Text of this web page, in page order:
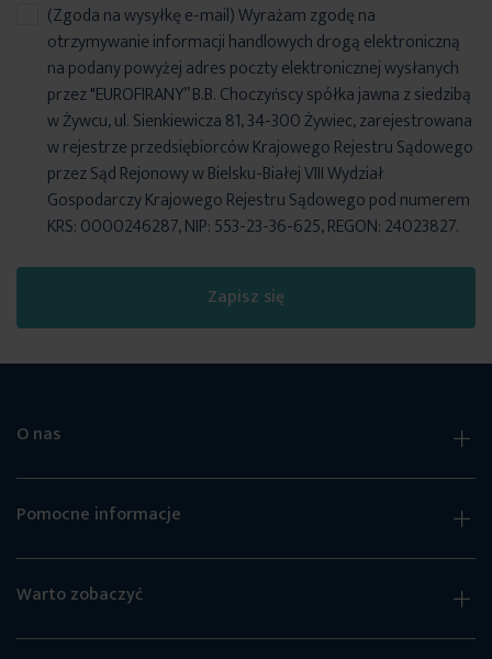
Zapisz się
(Zgoda na wysyłkę e-mail) Wyrażam zgodę na
otrzymywanie informacji handlowych drogą elektroniczną
na podany powyżej adres poczty elektronicznej wysłanych
przez "EUROFIRANY” B.B. Choczyńscy spółka jawna z siedzibą
w Żywcu, ul. Sienkiewicza 81, 34-300 Żywiec, zarejestrowana
w rejestrze przedsiębiorców Krajowego Rejestru Sądowego
przez Sąd Rejonowy w Bielsku-Białej VIII Wydział
Gospodarczy Krajowego Rejestru Sądowego pod numerem
KRS: 0000246287, NIP: 553-23-36-625, REGON: 24023827.
O nas
Pomocne informacje
Warto zobaczyć